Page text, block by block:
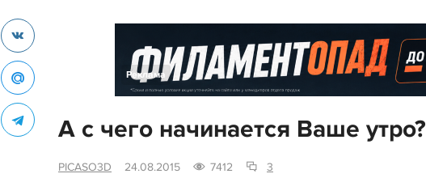
Реклама
А с чего начинается Ваше утро?
PICASO3D 24.08.2015 7412 3